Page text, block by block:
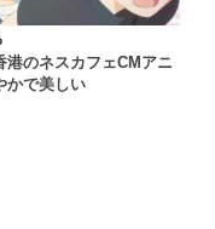
港のネスカフェCMアニ
かで美しい